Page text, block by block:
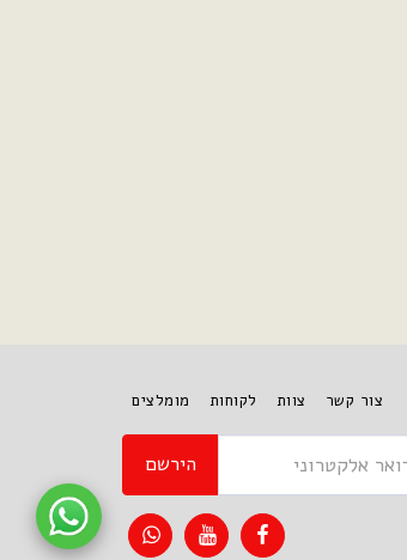
צור קשר צוות לקוחות מומלצים
הירשם